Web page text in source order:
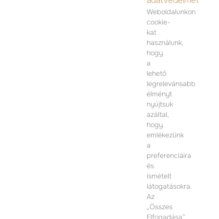
TOVÁBBI INFORMÁCIÓÉRT KÉRJÜK VEGYE FEL
VELÜNK A KAPCSOLATOT
Weboldalunkon
cookie-
kat
használunk,
hogy
a
lehető
legrelevánsabb
élményt
nyújtsuk
azáltal,
hogy
emlékezünk
a
preferenciáira
és
ismételt
látogatásokra.
Az
„Összes
Elfogadása”